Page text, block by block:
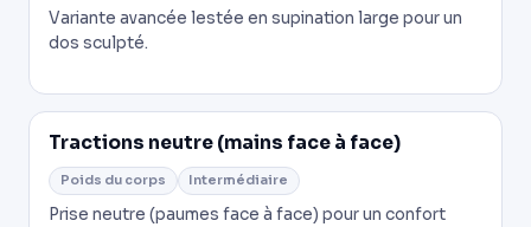
Variante avancée lestée en supination large pour un
dos sculpté.
Tractions neutre (mains face à face)
Poids du corps Intermédiaire
Prise neutre (paumes face à face) pour un confort